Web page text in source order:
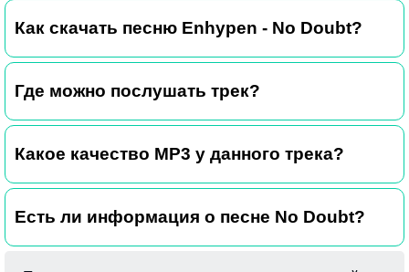
Как скачать песню Enhypen - No Doubt?
Где можно послушать трек?
Какое качество MP3 у данного трека?
Есть ли информация о песне No Doubt?